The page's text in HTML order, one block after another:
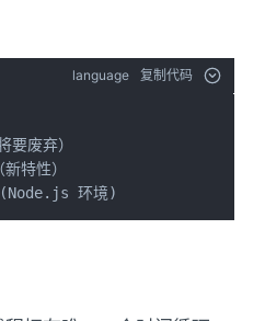
language 复制代码
废弃）
特性）
环境)